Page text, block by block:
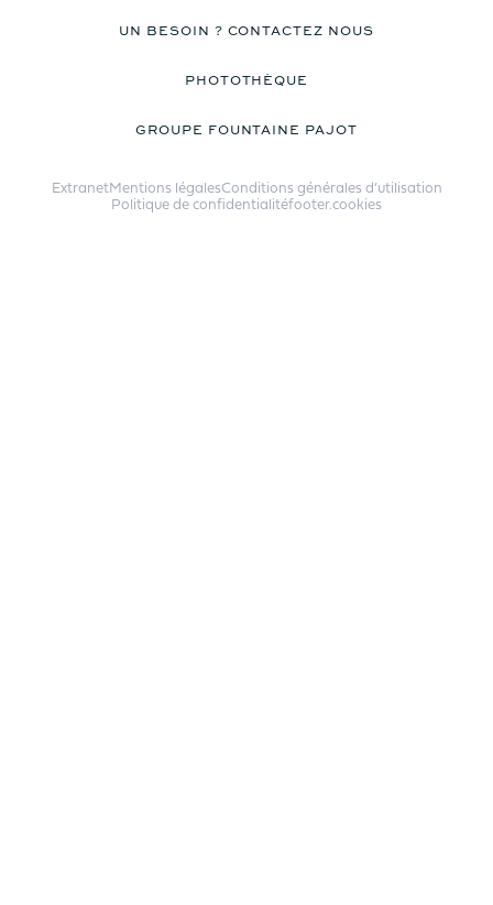
UN BESOIN ? CONTACTEZ NOUS
PHOTOTHÈQUE
GROUPE FOUNTAINE PAJOT
ExtranetMentions légalesConditions générales d’utilisation
Politique de confidentialitéfooter.cookies